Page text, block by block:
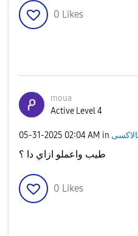
0 Likes
moua
Active Level 4
‎05-31-2025 02:04 AM in
طيب واعملو ازاي دا ؟
0 Likes